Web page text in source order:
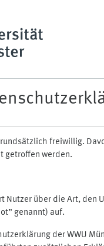
freiwillig.
getroffen werden.
Nutzer über die Art, den
genannt) auf.
der WWU